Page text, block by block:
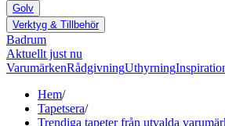
Golv
Verktyg & Tillbehör
Badrum
Aktuellt just nu
VarumärkenRådgivningUthyrning
Hem/
Tapetsera/
Trendiga tapeter från utvalda